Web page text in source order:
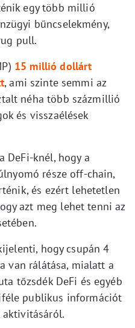
egy több millió
bűncselekmény,
pull.
15 millió dollárt
, ami szinte semmi az
néha több százmillió
és visszaélések
DeFi-knél, hogy a
része off-chain,
és ezért lehetetlen
azt meg lehet tenni az
hogy csupán 4
van rálátása, mialatt a
tőzsdék DeFi és egyéb
publikus információt
aktivitásáról.